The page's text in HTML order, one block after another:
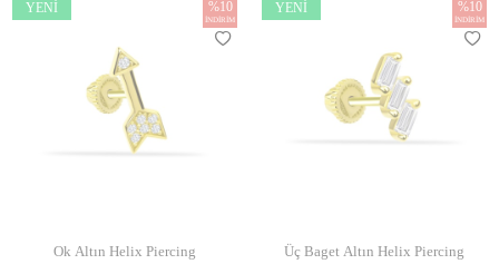
YENI %10
İNDIRIM
Ok Altın Helix Piercing
YENI %10
İNDIRIM
Üç Baget Altın Helix Piercing